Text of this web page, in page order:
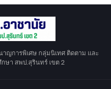
ญการพิเศษ กลุ่มนิเทศ ติดตาม และ
ษา สพป.สุรินทร์ เขต 2